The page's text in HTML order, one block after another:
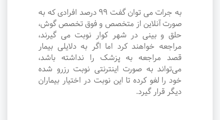
به جرات می‌ توان گفت ۹۹ درصد افرادی که به
صورت آنلاین از متخصص و فوق تخصص گوش،
حلق و بینی در شهر کوار نوبت می گیرند،
مراجعه خواهند کرد اما اگر به دلایلی بیمار
قصد مراجعه به پزشک را نداشته باشد،
می‌تواند به صورت اینترنتی نوبت رزرو شده
خود را لغو کرده تا این نوبت در اختیار بیماران
دیگر قرار گیرد.